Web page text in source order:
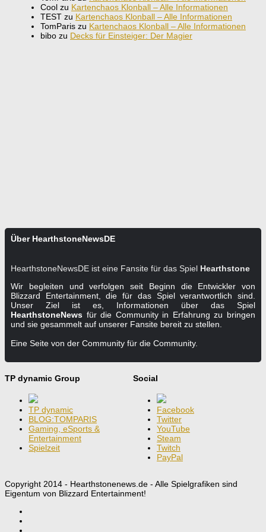
Cool zu Kartenchaos Klonball – Alle Informationen
TEST zu Kartenchaos Klonball – Alle Informationen
TomParis zu Kartenchaos Klonball – Alle Informationen
bibo zu Decks für Einsteiger: Der Magier
Über HearthstoneNewsDE
HearthstoneNewsDE ist eine Fansite für das Spiel Hearthstone
Wir begleiten und verfolgen seit Beginn die Entwickler von
Blizzard Entertainment, die für das Spiel verantwortlich sind.
Unser Ziel ist es, Informationen über das Spiel
HearthstoneNews für die Community in Erfahrung zu bringen
und sie gesammelt auf unserer Fansite bereit zu stellen.
Eine Seite von der Community für die Community.
TP dynamic Group
TP dynamic
BLOG:TOMPARIS
Gaming, eSports &
Entertainment
Spielzeit
Social
Facebook
Twitter
YouTube
Steam
Twitch
PayPal
Copyright 2014 - Hearthstonenews.de - Alle Spielgrafiken sind
Eigentum von Blizzard Entertainment!